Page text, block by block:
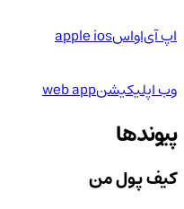
اپ آی‌او‌اسapple ios
وب اپلیکیشنweb app
پیوندها
کیف پول من